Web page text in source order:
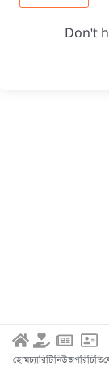
Don't
হোমচ্যারিটিনিউজপরিচিতি